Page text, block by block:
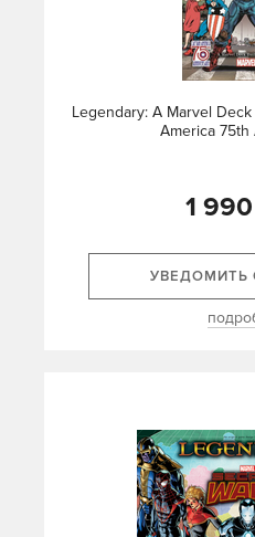
Legendary: A Marvel
America 75th
1
УВЕДОМИТЬ